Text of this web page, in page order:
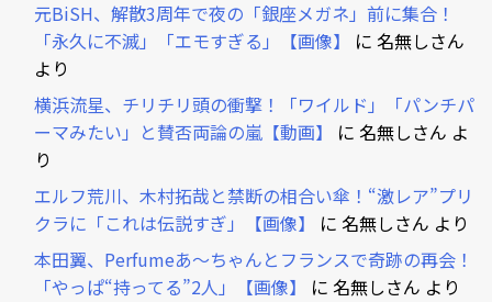
元BiSH、解散3周年で夜の「銀座メガネ」前に集合！
「永久に不滅」「エモすぎる」【画像】
に 名無しさん
より
横浜流星、チリチリ頭の衝撃！「ワイルド」「パンチパ
ーマみたい」と賛否両論の嵐【動画】
に 名無しさん よ
り
エルフ荒川、木村拓哉と禁断の相合い傘！“激レア”プリ
クラに「これは伝説すぎ」【画像】
に 名無しさん より
本田翼、Perfumeあ～ちゃんとフランスで奇跡の再会！
「やっぱ“持ってる”2人」【画像】
に 名無しさん より